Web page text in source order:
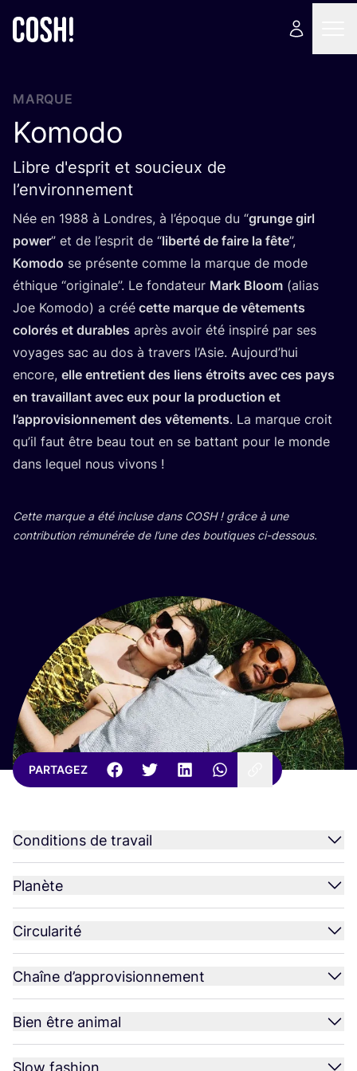
MARQUE
Komodo
Libre d'esprit et soucieux de
l’environnement
Née en 1988 à Londres, à l’é­poque du “grunge girl
power” et de l’es­prit de “liber­té de faire la fête”,
Komo­do se pré­sente comme la marque de mode
éthique “ori­gi­nale”. Le fon­da­teur Mark Bloom (alias
Joe Komo­do) a créé cette marque de vête­ments
colo­rés et durables après avoir été ins­pi­ré par ses
voyages sac au dos à tra­vers l’A­sie. Aujourd’­hui
encore, elle entre­tient des liens étroits avec ces pays
en tra­vaillant avec eux pour la pro­duc­tion et
l’ap­pro­vi­sion­ne­ment des vête­ments. La marque croit
qu’il faut être beau tout en se bat­tant pour le monde
dans lequel nous vivons !
Cette marque a été incluse dans COSH! grâce à une
contri­bu­tion rému­né­rée de l’une des bou­tiques ci-dessous.
PARTAGEZ
Conditions de travail
Planète
Circularité
Chaîne d’approvisionnement
Bien être animal
Slow fashion